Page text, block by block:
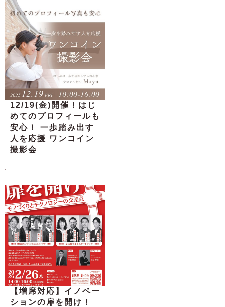
12/19(金)開催！はじ
めてのプロフィールも
安心！ 一歩踏み出す
人を応援 ワンコイン
撮影会
【増席対応】イノベー
ションの扉を開け！